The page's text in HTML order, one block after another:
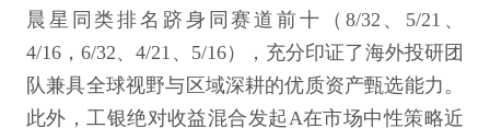
晨星同类排名跻身同赛道前十（8/32、5/21、
4/16，6/32、4/21、5/16），充分印证了海外投研团
队兼具全球视野与区域深耕的优质资产甄选能力。
此外，工银绝对收益混合发起A在市场中性策略近